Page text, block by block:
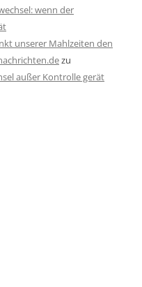
wenn der
unserer Mahlzeiten den
zu
außer Kontrolle gerät